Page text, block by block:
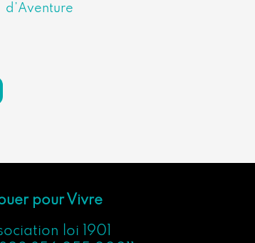
d’Aventure
pour Vivre
loi 1901